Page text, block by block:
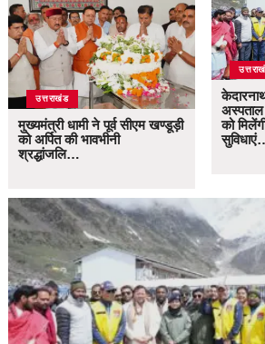
उत्तराखंड
मुख्यमंत्री धामी ने पूर्व सीएम खण्डूड़ी
को अर्पित की भावभीनी
श्रद्धांजलि…
अस्पताल
को